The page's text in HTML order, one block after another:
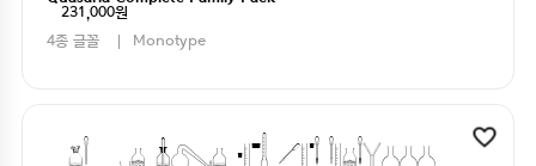
231,000원
4종 글꼴
Monotype